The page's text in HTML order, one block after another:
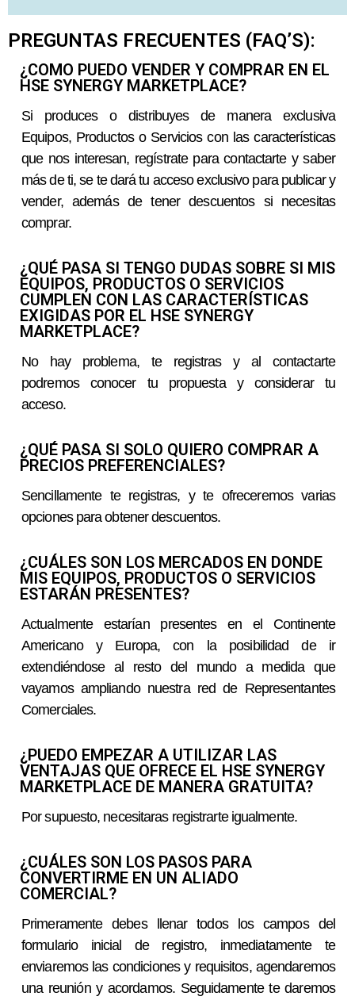
PREGUNTAS FRECUENTES (FAQ’S):
¿COMO PUEDO VENDER Y COMPRAR EN EL
HSE SYNERGY MARKETPLACE?
Si produces o distribuyes de manera exclusiva
Equipos, Productos o Servicios con las características
que nos interesan, regístrate para contactarte y saber
más de ti, se te dará tu acceso exclusivo para publicar y
vender, además de tener descuentos si necesitas
comprar.
¿QUÉ PASA SI TENGO DUDAS SOBRE SI MIS
EQUIPOS, PRODUCTOS O SERVICIOS
CUMPLEN CON LAS CARACTERÍSTICAS
EXIGIDAS POR EL HSE SYNERGY
MARKETPLACE?
No hay problema, te registras y al contactarte
podremos conocer tu propuesta y considerar tu
acceso.
¿QUÉ PASA SI SOLO QUIERO COMPRAR A
PRECIOS PREFERENCIALES?
Sencillamente te registras, y te ofreceremos varias
opciones para obtener descuentos.
¿CUÁLES SON LOS MERCADOS EN DONDE
MIS EQUIPOS, PRODUCTOS O SERVICIOS
ESTARÁN PRESENTES?
Actualmente estarían presentes en el Continente
Americano y Europa, con la posibilidad de ir
extendiéndose al resto del mundo a medida que
vayamos ampliando nuestra red de Representantes
Comerciales.
¿PUEDO EMPEZAR A UTILIZAR LAS
VENTAJAS QUE OFRECE EL HSE SYNERGY
MARKETPLACE DE MANERA GRATUITA?
Por supuesto, necesitaras registrarte igualmente.
¿CUÁLES SON LOS PASOS PARA
CONVERTIRME EN UN ALIADO
COMERCIAL?
Primeramente debes llenar todos los campos del
formulario inicial de registro, inmediatamente te
enviaremos las condiciones y requisitos, agendaremos
una reunión y acordamos. Seguidamente te daremos